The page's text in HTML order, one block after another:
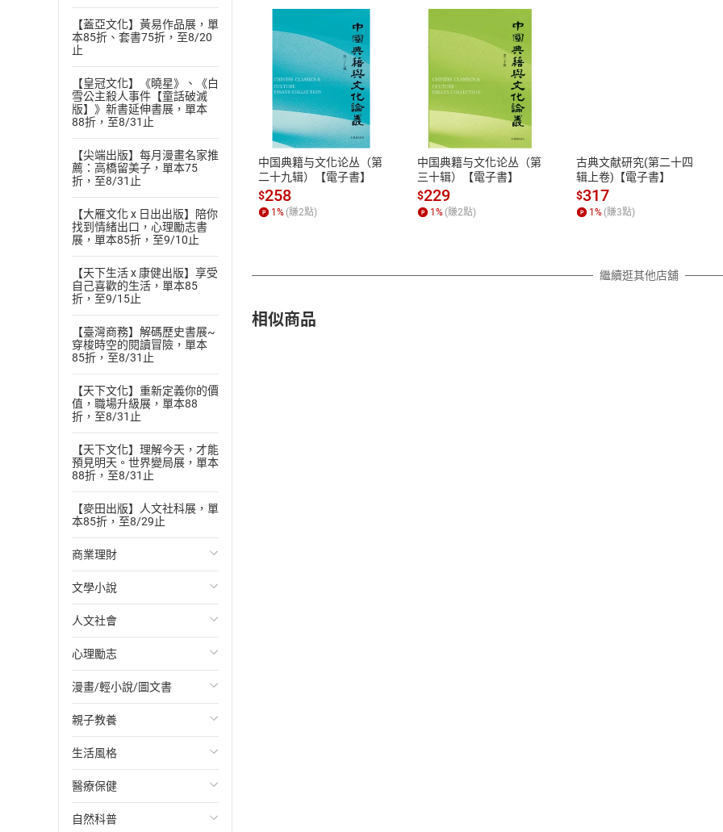
【蓋亞文化】黃易作品展，單
本85折、套書75折，至8/20
止
【皇冠文化】《曉星》、《白
雪公主殺人事件【童話破滅
版】》新書延伸書展，單本
88折，至8/31止
【尖端出版】每月漫畫名家推
薦：高橋留美子，單本75
折，至8/31止
【大雁文化 x 日出出版】陪你
找到情緒出口，心理勵志書
展，單本85折，至9/10止
【天下生活 x 康健出版】享受
自己喜歡的生活，單本85
折，至9/15止
【臺灣商務】解碼歷史書展~
穿梭時空的閱讀冒險，單本
85折，至8/31止
【天下文化】重新定義你的價
值，職場升級展，單本88
折，至8/31止
【天下文化】理解今天，才能
預見明天。世界變局展，單本
88折，至8/31止
【麥田出版】人文社科展，單
本85折，至8/29止
商業理財
投資理財
經濟/趨勢
財務/金融
管理/領導
職場工作術
成功法
行銷/廣告
傳記
文學小說
歐美文學
日本文學
韓國文學
華文文學
經典文學
成長/家庭生活小說
懸疑/推理小說
人文社會
國際關係
政治
社會科學
台灣/中國歷史
日/韓歷史
其他歷史/史學
心理勵志
心靈成長/情緒
人際關係
兩性關係
心理學
漫畫/輕小說/圖文書
輕小說
奇幻/科幻
愛情故事
職場/社會寫實
親子教養
教育現場
兒童文學/故事
兒童科普/學習
生活風格
飲食/食譜
健身/美顏
醫療保健
健康/養生
自然科普
付款方式
ATM轉帳、信用卡、LINE PAY、AFTEE
之權利，遽消費者保護法及通訊交
除權合理例外情事適用準則，依商
質各有不同規定。詳細退換貨說明
照各商品說明。
中国典籍与文化论丛（第
二十九辑）【電子書】
$258
1 % (賺2點)
中国典籍与文化论丛（第
三十辑）【電子書】
$229
1 % (賺2點)
古典文献研究(第二十四
辑上卷)【電子書】
$317
1 % (賺3點)
繼續逛其他店舖
相似商品